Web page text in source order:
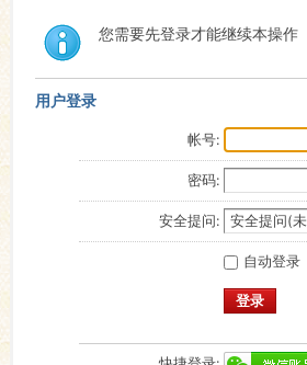
您需要先登录才能继续本操作
用户登录
帐号:
密码:
安全提问:
自动登录
登录